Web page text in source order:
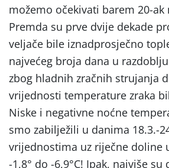
možemo očekivati barem 20-
Premda su prve dvije dekade
veljače bile iznadprosječno
najvećeg broja dana u
zbog hladnih zračnih strujanja
vrijednosti temperature zraka
Niske i negativne noćne
smo zabilježili u danima 18.3.-
vrijednostima uz riječne doline
-1,8° do -6,9°C! Ipak, najviše su